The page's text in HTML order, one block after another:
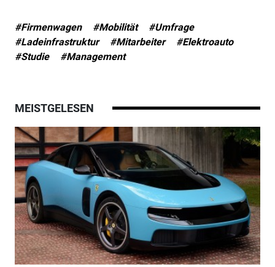
#Firmenwagen #Mobilität
#Umfrage
#Ladeinfrastruktur
#Mitarbeiter
#Elektroauto
#Studie
#Management
MEISTGELESEN